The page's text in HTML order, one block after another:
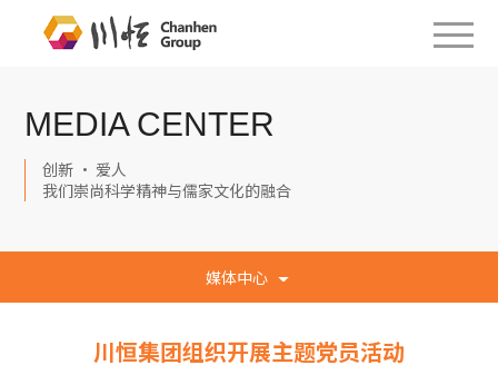
MEDIA CENTER
创新 · 爱人
我们崇尚科学精神与儒家文化的融合
媒体中心
川恒集团组织开展主题党员活动